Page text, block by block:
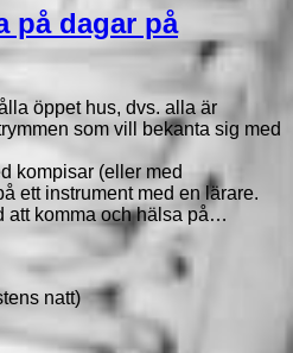
på dagar på
öppet hus, dvs. alla är
som vill bekanta sig med
kompisar (eller med
ett instrument med en lärare.
att komma och hälsa på…
natt)